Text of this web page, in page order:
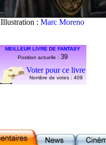
Illustration : Marc Moreno
MEILLEUR LIVRE DE FANTASY
Position actuelle : 39
Voter pour ce livre
Nombre de votes : 409